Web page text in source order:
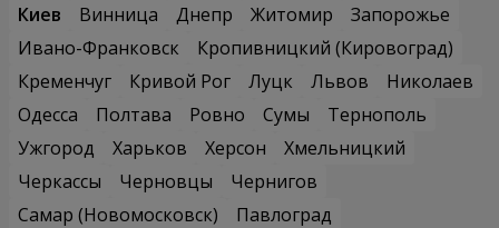
Киев
Винница Днепр Житомир
Запорожье
Ивано-Франковск
Кропивницкий (Кировоград)
Кременчуг
Кривой Рог Луцк Львов
Николаев
Одесса
Полтава Ровно Сумы
Тернополь
Ужгород
Харьков Херсон
Хмельницкий
Черкассы
Черновцы
Чернигов
Самар (Новомосковск)
Павлоград